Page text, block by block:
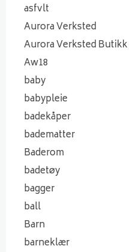
asfvlt
Aurora Verksted
Aurora Verksted Butikk
Aw18
baby
babypleie
badekåper
badematter
Baderom
badetøy
bagger
ball
Barn
barneklær